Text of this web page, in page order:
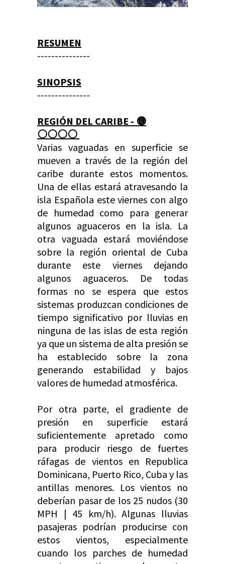
RESUMEN
---------------
SINOPSIS
---------------
REGIÓN DEL CARIBE - 🟡
⚪️⚪️⚪️⚪️
Varias vaguadas en superficie se
mueven a través de la región del
caribe durante estos momentos.
Una de ellas estará atravesando la
isla Española este viernes con algo
de humedad como para generar
algunos aguaceros en la isla. La
otra vaguada estará moviéndose
sobre la región oriental de Cuba
durante este viernes dejando
algunos aguaceros. De todas
formas no se espera que estos
sistemas produzcan condiciones de
tiempo significativo por lluvias en
ninguna de las islas de esta región
ya que un sistema de alta presión se
ha establecido sobre la zona
generando estabilidad y bajos
valores de humedad atmosférica.
Por otra parte, el gradiente de
presión en superficie estará
suficientemente apretado como
para producir riesgo de fuertes
ráfagas de vientos en Republica
Dominicana, Puerto Rico, Cuba y las
antillas menores. Los vientos no
deberían pasar de los 25 nudos (30
MPH | 45 km/h). Algunas lluvias
pasajeras podrían producirse con
estos vientos, especialmente
cuando los parches de humedad